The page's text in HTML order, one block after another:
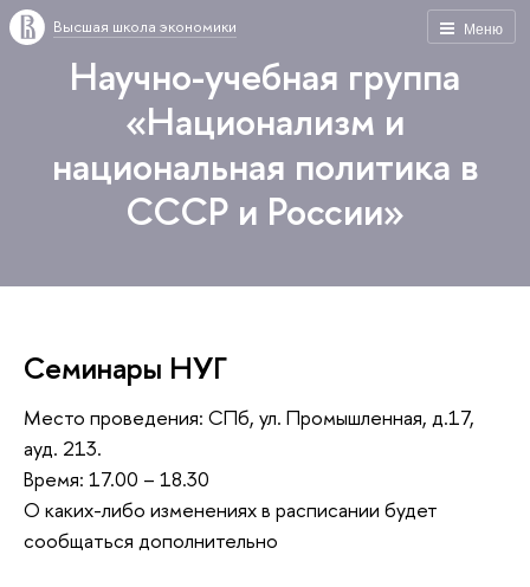
Меню
Высшая школа экономики
Научно-учебная группа
«Национализм и
национальная политика в
СССР и России»
Семинары НУГ
Место проведения: СПб, ул. Промышленная, д.17,
ауд. 213.
Время: 17.00 – 18.30
О каких-либо изменениях в расписании будет
сообщаться дополнительно